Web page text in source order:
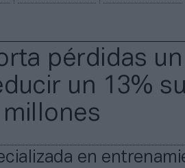
pérdidas
un 13%
millones
en